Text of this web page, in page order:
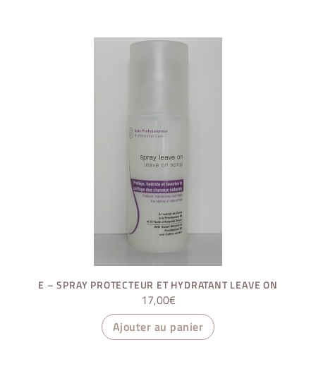
E – SPRAY PROTECTEUR ET HYDRATANT LEAVE ON
17,00€
Ajouter au panier